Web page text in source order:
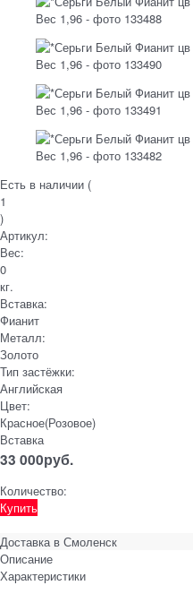
Есть в наличии (
1
)
Артикул:
Вес:
0
кг.
Вставка:
Фианит
Металл:
Золото
Тип застёжки:
Английская
Цвет:
Красное(Розовое)
Вставка
33 000руб.
Количество:
Купить
Доставка в Смоленск
Описание
Характеристики